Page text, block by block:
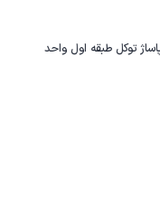
توکل طبقه اول واحد